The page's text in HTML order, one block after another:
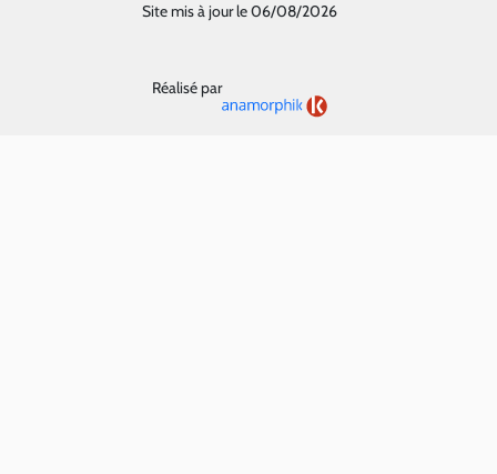
Site mis à jour le 06/08/2026
Réalisé par